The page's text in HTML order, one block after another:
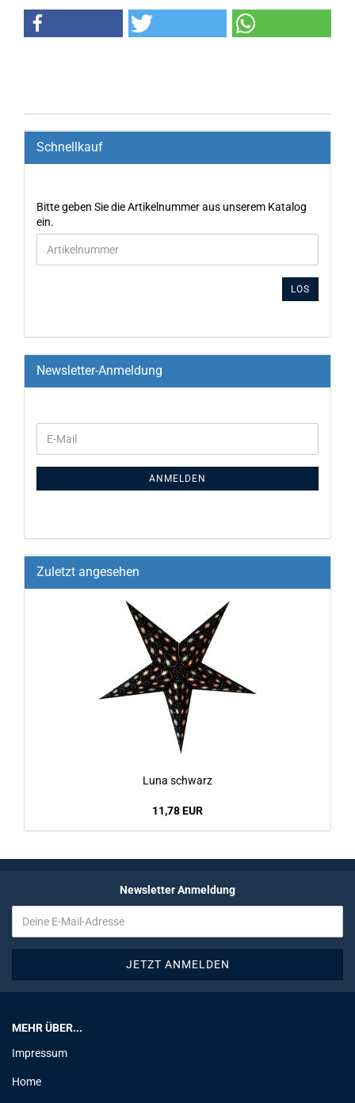
Schnellkauf
Bitte geben Sie die Artikelnummer aus unserem Katalog
ein.
LOS
Newsletter-Anmeldung
ANMELDEN
Zuletzt angesehen
Luna schwarz
11,78 EUR
Newsletter Anmeldung
MEHR ÜBER...
Impressum
Home